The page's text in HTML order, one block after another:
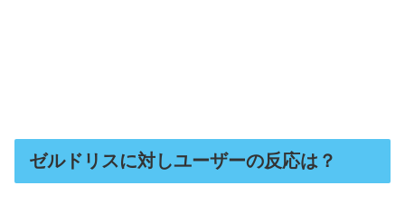
ゼルドリスに対しユーザーの反応は？